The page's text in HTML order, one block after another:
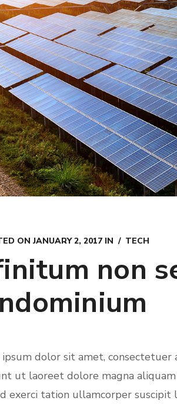
ON JANUARY 2, 2017IN TECH
non
dolor sit amet, consectetuer
ut laoreet dolore magna
exerci tation ullamcorper suscipit